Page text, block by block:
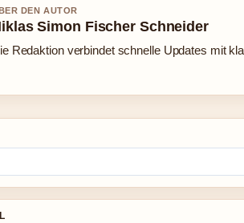
DEN AUTOR
Simon Fischer Schneider
Redaktion verbindet schnelle Updates mit